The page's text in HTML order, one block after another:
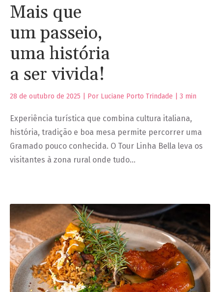
Mais que
um passeio,
uma história
a ser vivida!
28 de outubro de 2025 | Por Luciane Porto Trindade | 3 min
Experiência turística que combina cultura italiana,
história, tradição e boa mesa permite percorrer uma
Gramado pouco conhecida. O Tour Linha Bella leva os
visitantes à zona rural onde tudo…